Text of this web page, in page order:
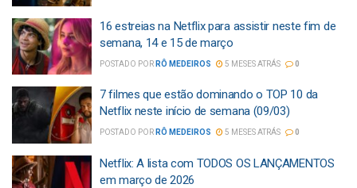
16 estreias na Netflix para assistir neste fim de
semana, 14 e 15 de março
POSTADO POR RÔ MEDEIROS 5 MESES ATRÁS 0
7 filmes que estão dominando o TOP 10 da
Netflix neste início de semana (09/03)
POSTADO POR RÔ MEDEIROS 5 MESES ATRÁS 0
Netflix: A lista com TODOS OS LANÇAMENTOS
em março de 2026